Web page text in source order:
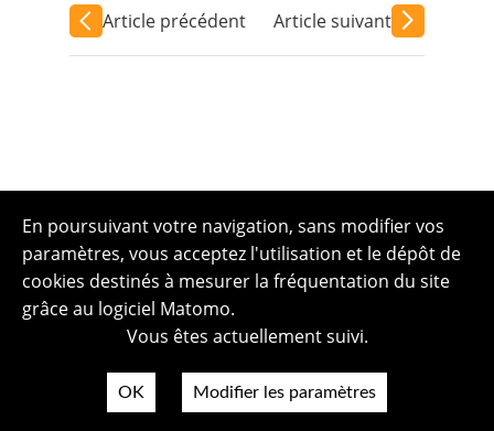
Article précédent Article suivant
En poursuivant votre navigation, sans modifier vos
paramètres, vous acceptez l'utilisation et le dépôt de
cookies destinés à mesurer la fréquentation du site
grâce au logiciel Matomo.
Vous êtes actuellement suivi.
OK Modifier les paramètres